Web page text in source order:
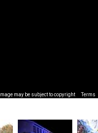
Image may be subject to copyright Terms